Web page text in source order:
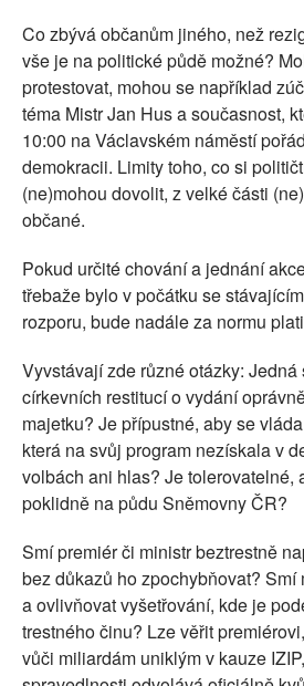
Co zbývá občanům jiného, než
vše je na politické půdě možné?
protestovat, mohou se například
téma Mistr Jan Hus a současnost,
10:00 na Václavském náměstí
demokracii. Limity toho, co si
(ne)mohou dovolit, z velké části
občané.
Pokud určité chování a jednání
třebaže bylo v počátku se
rozporu, bude nadále za normu
Vyvstávají zde různé otázky: Jedná
církevních restitucí o vydání
majetku? Je přípustné, aby se
která na svůj program nezískala v
volbách ani hlas? Je tolerovatelné,
poklidně na půdu Sněmovny ČR?
Smí premiér či ministr beztrestně
bez důkazů ho zpochybňovat? Smí
a ovlivňovat vyšetřování, kde je
trestného činu? Lze věřit
vůči miliardám uniklým v kauze